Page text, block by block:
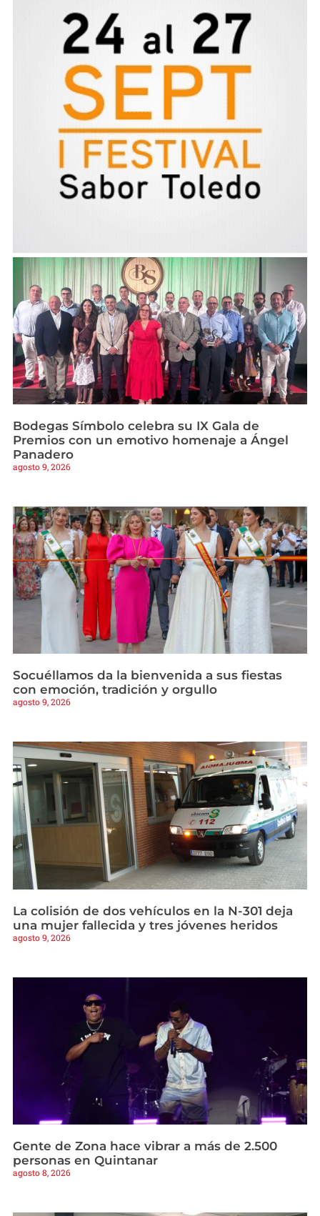
Bodegas Símbolo celebra su IX Gala de
Premios con un emotivo homenaje a Ángel
Panadero
agosto 9, 2026
Socuéllamos da la bienvenida a sus fiestas
con emoción, tradición y orgullo
agosto 9, 2026
La colisión de dos vehículos en la N-301 deja
una mujer fallecida y tres jóvenes heridos
agosto 9, 2026
Gente de Zona hace vibrar a más de 2.500
personas en Quintanar
agosto 8, 2026